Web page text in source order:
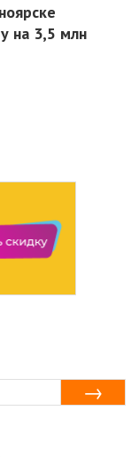
на 3,5 млн